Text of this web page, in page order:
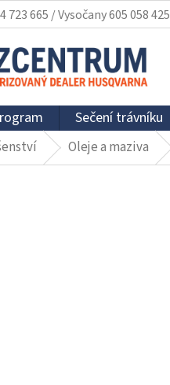
723 665 / Vysočany 605 058 425
Sečení trávníku
Oleje a maziva